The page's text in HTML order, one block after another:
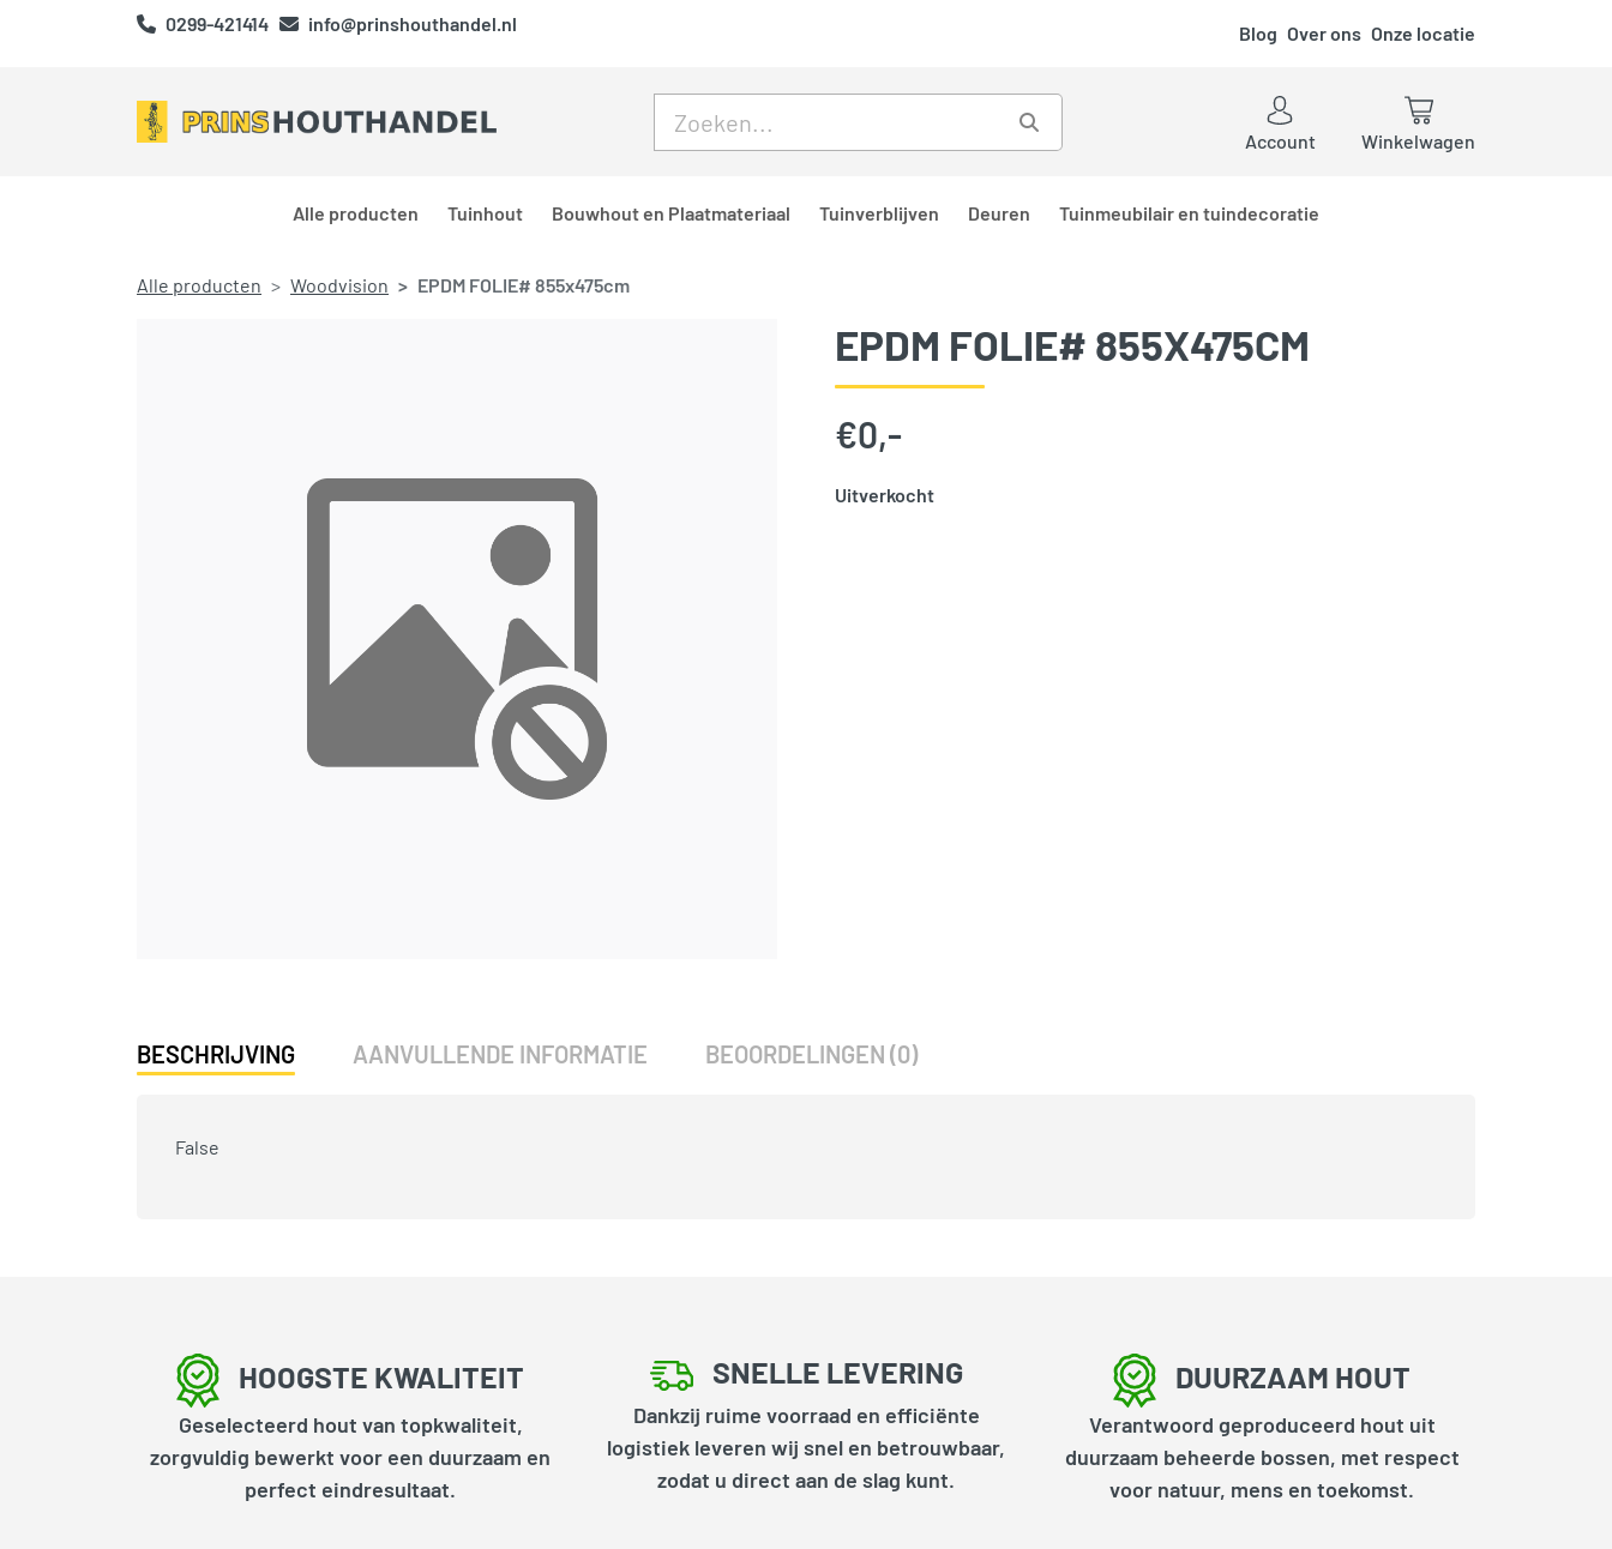
0299-421414 info@prinshouthandel.nl Blog Over ons Onze locatie
Account
Winkelwagen
Alle producten Tuinhout Bouwhout en Plaatmateriaal Tuinverblijven Deuren Tuinmeubilair en tuindecoratie
Alle producten Woodvision EPDM FOLIE# 855x475cm
EPDM FOLIE# 855X475CM
€0,-
Uitverkocht
BESCHRIJVING AANVULLENDE INFORMATIE BEOORDELINGEN (0)
False
HOOGSTE KWALITEIT
Geselecteerd hout van topkwaliteit,
zorgvuldig bewerkt voor een duurzaam en
perfect eindresultaat.
SNELLE LEVERING
Dankzij ruime voorraad en efficiënte
logistiek leveren wij snel en betrouwbaar,
zodat u direct aan de slag kunt.
DUURZAAM HOUT
Verantwoord geproduceerd hout uit
duurzaam beheerde bossen, met respect
voor natuur, mens en toekomst.